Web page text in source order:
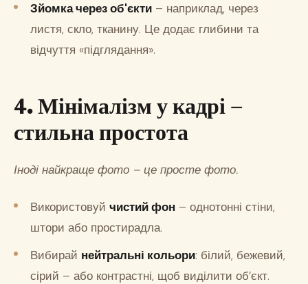
Зйомка через об'єкти – наприклад, через
листя, скло, тканину. Це додає глибини та
відчуття «підглядання».
4. Мінімалізм у кадрі –
стильна простота
Іноді найкраще фото – це просте фото.
Використовуй чистий фон – однотонні стіни,
штори або простирадла.
Вибирай нейтральні кольори: білий, бежевий,
сірий – або контрастні, щоб виділити об’єкт.